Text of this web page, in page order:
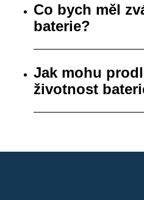
Co bych měl
baterie?
Jak mohu
životnost